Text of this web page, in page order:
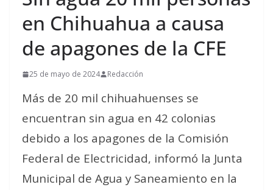
en Chihuahua a causa
de apagones de la CFE
25 de mayo de 2024 Redacción
Más de 20 mil chihuahuenses se
encuentran sin agua en 42 colonias
debido a los apagones de la Comisión
Federal de Electricidad, informó la Junta
Municipal de Agua y Saneamiento en la